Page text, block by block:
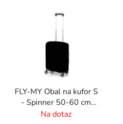
FLY-MY Obal na kufor S
- Spinner 50-60 cm
Čierny
Na dotaz